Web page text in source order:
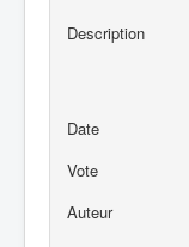
Description
Date
Vote
Auteur